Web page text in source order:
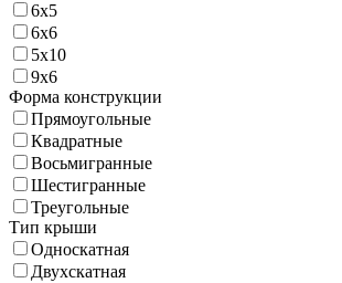
6х5
6х6
5х10
9х6
Форма конструкции
Прямоугольные
Квадратные
Восьмигранные
Шестигранные
Треугольные
Тип крыши
Односкатная
Двухскатная